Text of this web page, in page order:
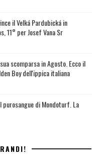
il Velká Pardubická in
11° per Josef Vana Sr
scomparsa in Agosto. Ecco il
Boy dell'ippica italiana
purosangue di Mondoturf. La